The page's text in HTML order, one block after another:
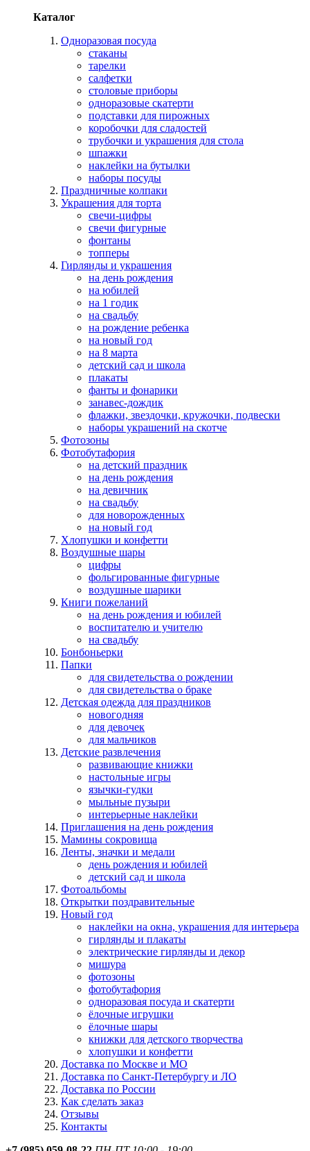
Каталог
Одноразовая посуда
стаканы
тарелки
салфетки
столовые приборы
одноразовые скатерти
подставки для пирожных
коробочки для сладостей
трубочки и украшения для стола
шпажки
наклейки на бутылки
наборы посуды
Праздничные колпаки
Украшения для торта
свечи-цифры
свечи фигурные
фонтаны
топперы
Гирлянды и украшения
на день рождения
на юбилей
на 1 годик
на свадьбу
на рождение ребенка
на новый год
на 8 марта
детский сад и школа
плакаты
фанты и фонарики
занавес-дождик
флажки, звездочки, кружочки, подвески
наборы украшений на скотче
Фотозоны
Фотобутафория
на детский праздник
на день рождения
на девичник
на свадьбу
для новорожденных
на новый год
Хлопушки и конфетти
Воздушные шары
цифры
фольгированные фигурные
воздушные шарики
Книги пожеланий
на день рождения и юбилей
воспитателю и учителю
на свадьбу
Бонбоньерки
Папки
для свидетельства о рождении
для свидетельства о браке
Детская одежда для праздников
новогодняя
для девочек
для мальчиков
Детские развлечения
развивающие книжки
настольные игры
язычки-гудки
мыльные пузыри
интерьерные наклейки
Приглашения на день рождения
Мамины сокровища
Ленты, значки и медали
день рождения и юбилей
детский сад и школа
Фотоальбомы
Открытки поздравительные
Новый год
наклейки на окна, украшения для интерьера
гирлянды и плакаты
электрические гирлянды и декор
мишура
фотозоны
фотобутафория
одноразовая посуда и скатерти
ёлочные игрушки
ёлочные шары
книжки для детского творчества
хлопушки и конфетти
Доставка по Москве и МО
Доставка по Санкт-Петербургу и ЛО
Доставка по России
Как сделать заказ
Отзывы
Контакты